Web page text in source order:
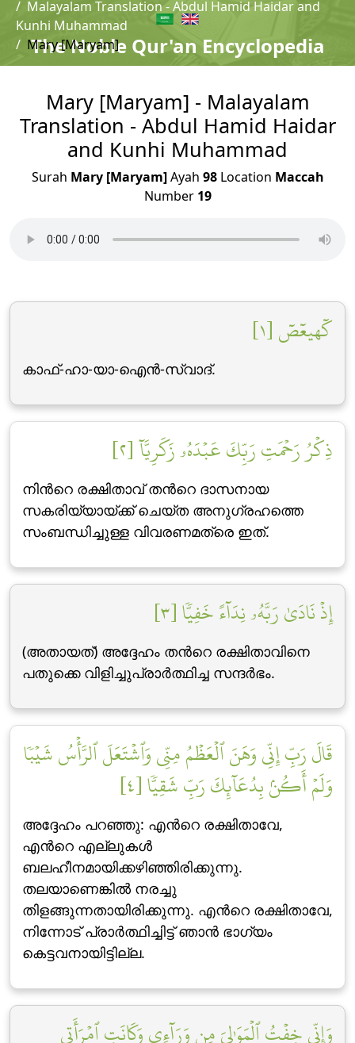
The Noble Qur'an Encyclopedia
Malayalam Translation - Abdul Hamid Haidar and
Kunhi Muhammad
Mary [Maryam]
Mary [Maryam] - Malayalam
Translation - Abdul Hamid Haidar
and Kunhi Muhammad
Surah Mary [Maryam]Ayah 98Location Maccah
Number 19
كٓهيعٓصٓ [١]
കാഫ്‌-ഹാ-യാ-ഐന്‍-സ്വാദ്‌.
ذِكۡرُ رَحۡمَتِ رَبِّكَ عَبۡدَهُۥ زَكَرِيَّآ [٢]
നിന്‍റെ രക്ഷിതാവ് തന്‍റെ ദാസനായ
സകരിയ്യായ്ക്ക് ചെയ്ത അനുഗ്രഹത്തെ
സംബന്ധിച്ചുള്ള വിവരണമത്രെ ഇത്‌.
إِذۡ نَادَىٰ رَبَّهُۥ نِدَآءً خَفِيّٗا [٣]
(അതായത്‌) അദ്ദേഹം തന്‍റെ രക്ഷിതാവിനെ
പതുക്കെ വിളിച്ചുപ്രാര്‍ത്ഥിച്ച സന്ദര്‍ഭം.
قَالَ رَبِّ إِنِّي وَهَنَ ٱلۡعَظۡمُ مِنِّي وَٱشۡتَعَلَ ٱلرَّأۡسُ شَيۡبٗا
وَلَمۡ أَكُنۢ بِدُعَآئِكَ رَبِّ شَقِيّٗا [٤]
അദ്ദേഹം പറഞ്ഞു: എന്‍റെ രക്ഷിതാവേ,
എന്‍റെ എല്ലുകള്‍
ബലഹീനമായിക്കഴിഞ്ഞിരിക്കുന്നു.
തലയാണെങ്കില്‍ നരച്ചു
തിളങ്ങുന്നതായിരിക്കുന്നു. എന്‍റെ രക്ഷിതാവേ,
നിന്നോട് പ്രാര്‍ത്ഥിച്ചിട്ട് ഞാന്‍ ഭാഗ്യം
കെട്ടവനായിട്ടില്ല.
وَإِنِّي خِفۡتُ ٱلۡمَوَٰلِيَ مِن وَرَآءِي وَكَانَتِ ٱمۡرَأَتِي